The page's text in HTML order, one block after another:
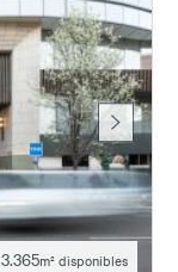
3.365m² disponibles